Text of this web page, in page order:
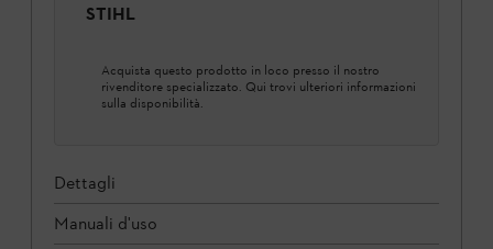
STIHL
Acquista questo prodotto in loco presso il nostro
rivenditore specializzato. Qui trovi ulteriori informazioni
sulla disponibilità.
Dettagli
Manuali d'uso